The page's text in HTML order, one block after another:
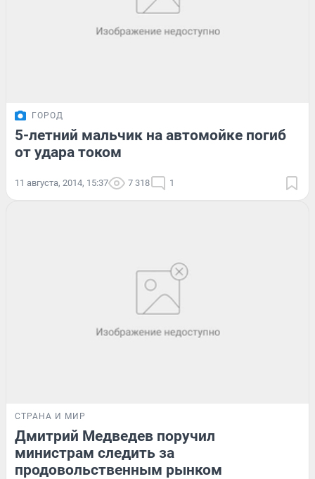
ГОРОД
5-летний мальчик на автомойке погиб
от удара током
11 августа, 2014, 15:37 7 318 1
СТРАНА И МИР
Дмитрий Медведев поручил
министрам следить за
продовольственным рынком